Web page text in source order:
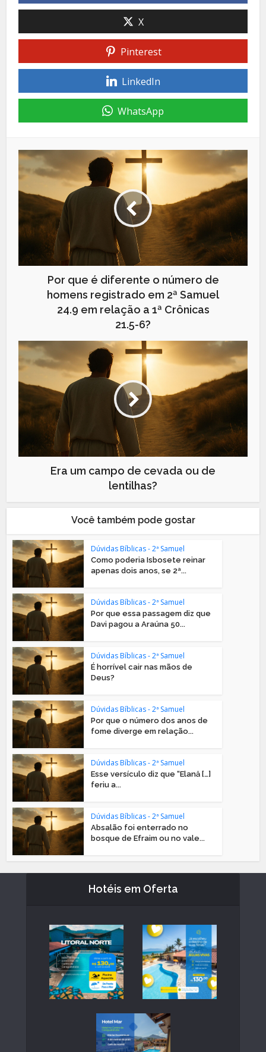
X
Pinterest
LinkedIn
WhatsApp
Por que é diferente o número de
homens registrado em 2ª Samuel
24.9 em relação a 1ª Crônicas
21.5-6?
Era um campo de cevada ou de
lentilhas?
Você também pode gostar
Dúvidas Bíblicas - 2ª Samuel
Como poderia Isbosete reinar
apenas dois anos, se 2ª...
Dúvidas Bíblicas - 2ª Samuel
Por que essa passagem diz que
Davi pagou a Araúna 50...
Dúvidas Bíblicas - 2ª Samuel
É horrível cair nas mãos de
Deus?
Dúvidas Bíblicas - 2ª Samuel
Por que o número dos anos de
fome diverge em relação...
Dúvidas Bíblicas - 2ª Samuel
Esse versículo diz que “Elană […]
feriu a...
Dúvidas Bíblicas - 2ª Samuel
Absalão foi enterrado no
bosque de Efraim ou no vale...
Hotéis em Oferta